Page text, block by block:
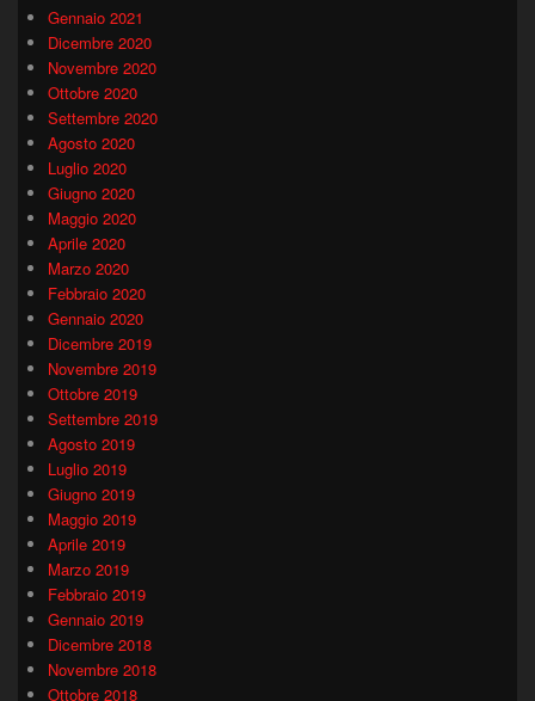
Gennaio 2021
Dicembre 2020
Novembre 2020
Ottobre 2020
Settembre 2020
Agosto 2020
Luglio 2020
Giugno 2020
Maggio 2020
Aprile 2020
Marzo 2020
Febbraio 2020
Gennaio 2020
Dicembre 2019
Novembre 2019
Ottobre 2019
Settembre 2019
Agosto 2019
Luglio 2019
Giugno 2019
Maggio 2019
Aprile 2019
Marzo 2019
Febbraio 2019
Gennaio 2019
Dicembre 2018
Novembre 2018
Ottobre 2018